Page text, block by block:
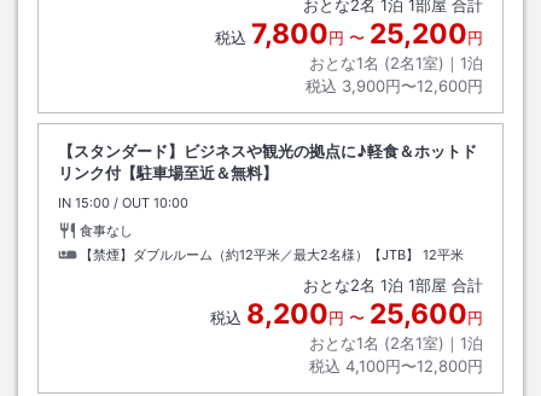
おとな2名 1泊 1部屋 合計
税込 7,800円 〜 25,200円
おとな1名 (2名1室)｜ 1泊
税込 3,900円〜12,600円
【スタンダード】ビジネスや観光の拠点に♪軽食＆ホットド
リンク付【駐車場至近＆無料】
IN チェックイン
15:00 / OUT チェックアウト
10:00
食事なし
【禁煙】ダブルルーム（約12平米／最大2名様）【JTB】
12平米
おとな2名 1泊 1部屋 合計
税込 8,200円 〜 25,600円
おとな1名 (2名1室)｜ 1泊
税込 4,100円〜12,800円